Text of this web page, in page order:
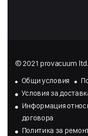
© 2021 provacuum ltd.
Общи условия
Условия за
Инфopмaция
дoгoвopa
Политика за